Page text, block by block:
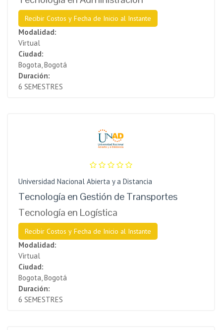
Recibir Costos y Fecha de Inicio al Instante
Modalidad:
Virtual
Ciudad:
Bogota, Bogotá
Duración:
6 SEMESTRES
Universidad Nacional Abierta y a Distancia
Tecnología en Gestión de Transportes
Tecnología en Logística
Recibir Costos y Fecha de Inicio al Instante
Modalidad:
Virtual
Ciudad:
Bogota, Bogotá
Duración:
6 SEMESTRES